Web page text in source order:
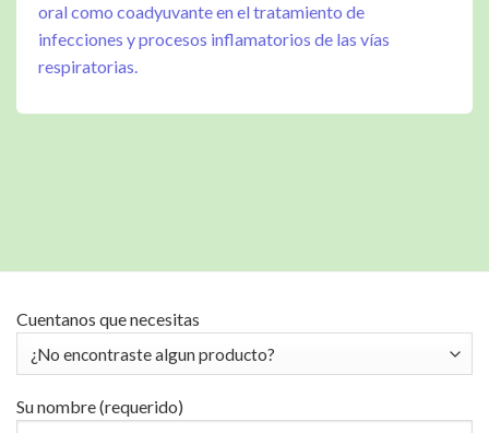
oral como coadyuvante en el tratamiento de
infecciones y procesos inflamatorios de las vías
respiratorias.
Cuentanos que necesitas
Su nombre (requerido)